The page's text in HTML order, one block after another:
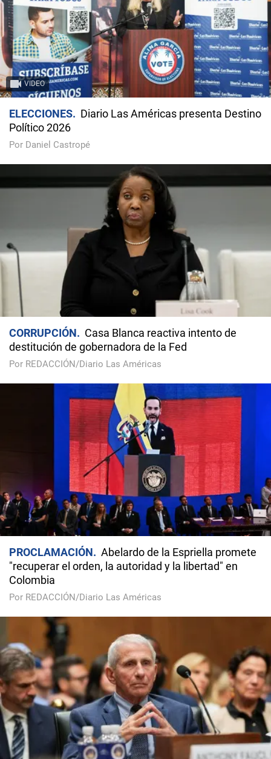
VIDEO
ELECCIONES
Diario Las Américas presenta Destino
Político 2026
Por Daniel Castropé
CORRUPCIÓN
Casa Blanca reactiva intento de
destitución de gobernadora de la Fed
Por REDACCIÓN/Diario Las Américas
PROCLAMACIÓN
Abelardo de la Espriella promete
"recuperar el orden, la autoridad y la libertad" en
Colombia
Por REDACCIÓN/Diario Las Américas